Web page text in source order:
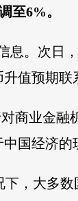
至6%。
息。次日
值预期
商业金
国经济
，大多